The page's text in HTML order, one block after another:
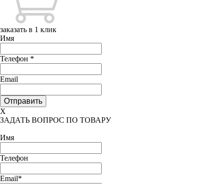
заказать в 1 клик
Имя
Телефон *
Email
X
ЗАДАТЬ ВОПРОС ПО ТОВАРУ
Имя
Телефон
Email*